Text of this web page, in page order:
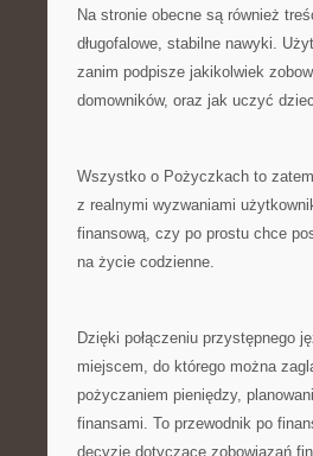
Na stronie obecne są również
długofalowe, stabilne nawyki.
zanim podpisze jakikolwiek
domowników, oraz jak uczyć
Wszystko o Pożyczkach to
z realnymi wyzwaniami
finansową, czy po prostu chce
na życie codzienne.
Dzięki połączeniu przystępnego
miejscem, do którego można
pożyczaniem pieniędzy,
finansami. To przewodnik po
decyzje dotyczące zobowiązań